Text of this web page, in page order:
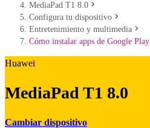
MediaPad T1 8.0
Configura tu dispositivo
Entretenimiento y multimedia
Cómo instalar apps de Google Play
Huawei
MediaPad T1 8.0
Cambiar dispositivo